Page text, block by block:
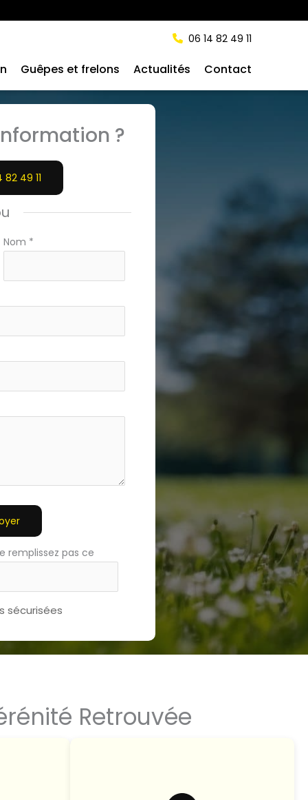
Guêpes et frelons Actualités Contact
06 14 82 49 11
?
82 49 11
Nom *
remplissez pas ce
sécurisées
Retrouvée